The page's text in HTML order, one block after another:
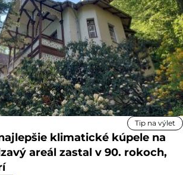
Tip na výlet
klimatické kúpele na
areál zastal v 90. rokoch,